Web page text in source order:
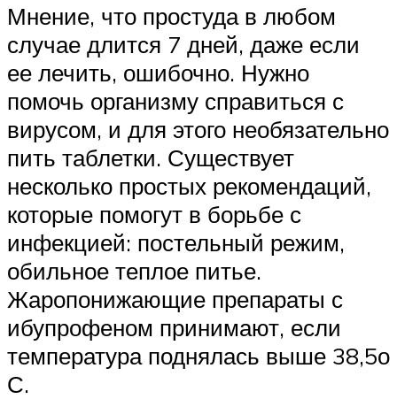
Мнение, что простуда в любом
случае длится 7 дней, даже если
ее лечить, ошибочно. Нужно
помочь организму справиться с
вирусом, и для этого необязательно
пить таблетки. Существует
несколько простых рекомендаций,
которые помогут в борьбе с
инфекцией: постельный режим,
обильное теплое питье.
Жаропонижающие препараты с
ибупрофеном принимают, если
температура поднялась выше 38,5о
С.